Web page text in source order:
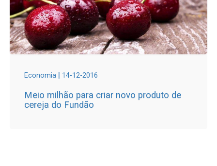
Economia | 14-12-2016
Meio milhão para criar novo produto de
cereja do Fundão